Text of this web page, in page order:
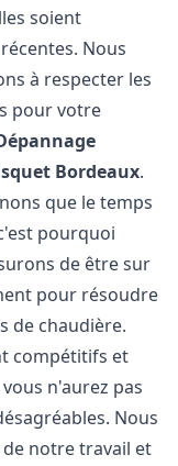
soient
Nous
à respecter les
pour votre
Bordeaux.
que le temps
pourquoi
de être sur
pour résoudre
de chaudière.
compétitifs et
n'aurez pas
Nous
notre travail et